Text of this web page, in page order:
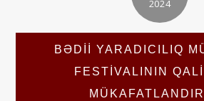
2024
BƏDII YARADICILIQ
FESTIVALININ